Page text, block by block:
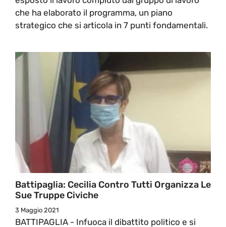
che ha elaborato il programma, un piano
strategico che si articola in 7 punti fondamentali.
Battipaglia: Cecilia Contro Tutti Organizza Le
Sue Truppe Civiche
3 Maggio 2021
BATTIPAGLIA - Infuoca il dibattito politico e si